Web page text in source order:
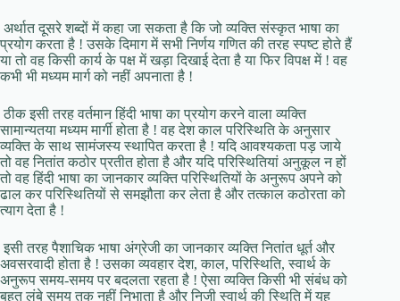
अर्थात दूसरे शब्दों में कहा जा सकता है कि जो व्यक्ति संस्कृत भाषा का
प्रयोग करता है ! उसके दिमाग में सभी निर्णय गणित की तरह स्पष्ट होते हैं
या तो वह किसी कार्य के पक्ष में खड़ा दिखाई देता है या फिर विपक्ष में ! वह
कभी भी मध्यम मार्ग को नहीं अपनाता है !
ठीक इसी तरह वर्तमान हिंदी भाषा का प्रयोग करने वाला व्यक्ति
सामान्यतया मध्यम मार्गी होता है ! वह देश काल परिस्थिति के अनुसार
व्यक्ति के साथ सामंजस्य स्थापित करता है ! यदि आवश्यकता पड़ जाये
तो वह नितांत कठोर प्रतीत होता है और यदि परिस्थितियां अनुकूल न हों
तो वह हिंदी भाषा का जानकार व्यक्ति परिस्थितियों के अनुरूप अपने को
ढाल कर परिस्थितियों से समझौता कर लेता है और तत्काल कठोरता को
त्याग देता है !
इसी तरह पैशाचिक भाषा अंग्रेजी का जानकार व्यक्ति नितांत धूर्त और
अवसरवादी होता है ! उसका व्यवहार देश, काल, परिस्थिति, स्वार्थ के
अनुरूप समय-समय पर बदलता रहता है ! ऐसा व्यक्ति किसी भी संबंध को
बहुत लंबे समय तक नहीं निभाता है और निजी स्वार्थ की स्थिति में यह